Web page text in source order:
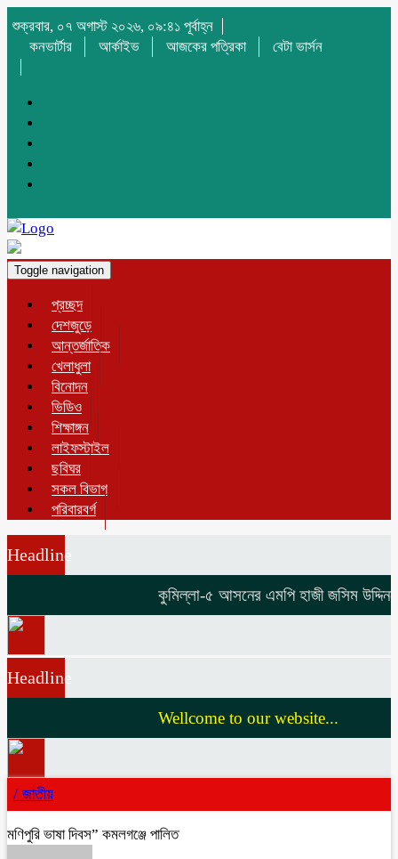
শুক্রবার, ০৭ অগাস্ট ২০২৬, ০৯:৪১ পূর্বাহ্ন
কনভার্টার
আর্কাইভ আজকের পত্রিকা বেটা ভার্সন
Toggle navigation
প্রচ্ছদ
দেশজুড়ে
আন্তর্জাতিক
খেলাধুলা
বিনোদন
ভিডিও
শিক্ষাঙ্গন
লাইফস্টাইল
ছবিঘর
সকল বিভাগ
পরিবারবর্গ
Headline
কুমিল্লা-৫ আসনের এমপি হাজী জসিম
Headline
Wellcome to our website...
/ জাতীয়
মণিপুরি ভাষা দিবস” কমলগঞ্জে পালিত